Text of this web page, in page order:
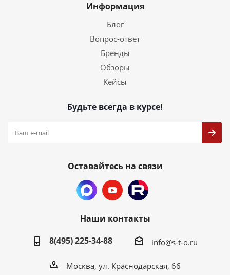
Информация
Блог
Вопрос-ответ
Бренды
Обзоры
Кейсы
Будьте всегда в курсе!
Оставайтесь на связи
Наши контакты
8(495) 225-34-88
info@s-t-o.ru
Москва, ул. Краснодарская, 66